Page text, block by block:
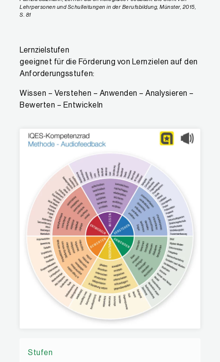
Lehrpersonen und Schulleitungen in der Berufsbildung, Münster, 2015,
S. 81
Lernzielstufen
geeignet für die Förderung von Lernzielen auf den
Anforderungsstufen:
Wissen – Verstehen – Anwenden – Analysieren –
Bewerten – Entwickeln
Stufen